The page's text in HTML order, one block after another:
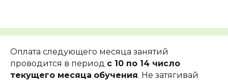
Оплата следующего месяца занятий
проводится в период с 10 по 14 число
текущего месяца обучения. Не затягивай